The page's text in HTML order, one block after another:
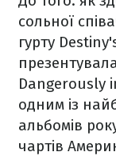
сольної
гурту
Dangerously
одним із
альбомів
чартів